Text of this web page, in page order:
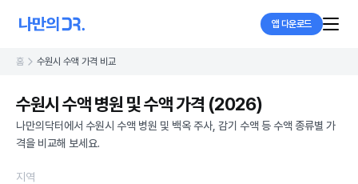
앱 다운로드
홈 수원시 수액 가격 비교
수원시 수액 병원 및 수액 가격 (2026)
나만의닥터에서 수원시 수액 병원 및 백옥 주사, 감기 수액 등 수액 종류별 가
격을 비교해 보세요.
지역